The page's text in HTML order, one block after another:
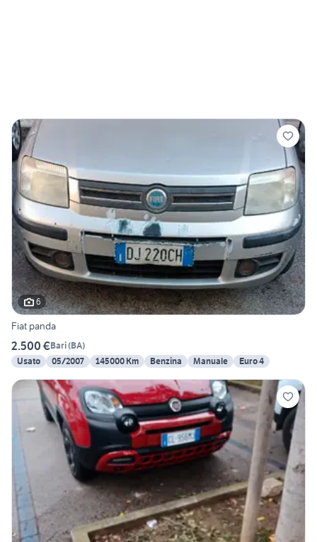
6
Fiat panda
2.500 €Bari(BA)
Usato
05/2007 145000 Km Benzina Manuale Euro 4